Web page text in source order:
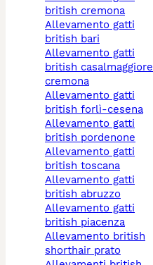
british cremona
allevamento gatti
british bari
allevamento gatti
british casalmaggiore
cremona
allevamento gatti
british forlì-cesena
allevamento gatti
british pordenone
allevamento gatti
british toscana
allevamento gatti
british abruzzo
allevamento gatti
british piacenza
allevamento british
shorthair prato